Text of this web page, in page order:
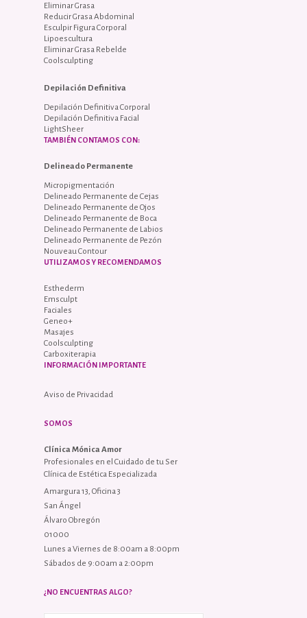
Eliminar Grasa
Reducir Grasa Abdominal
Esculpir Figura Corporal
Lipoescultura
Eliminar Grasa Rebelde
Coolsculpting
Depilación Definitiva
Depilación Definitiva Corporal
Depilación Definitiva Facial
LightSheer
TAMBIÉN CONTAMOS CON:
Delineado Permanente
Micropigmentación
Delineado Permanente de Cejas
Delineado Permanente de Ojos
Delineado Permanente de Boca
Delineado Permanente de Labios
Delineado Permanente de Pezón
Nouveau Contour
UTILIZAMOS Y RECOMENDAMOS
Esthederm
Emsculpt
Faciales
Geneo+
Masajes
Coolsculpting
Carboxiterapia
INFORMACIÓN IMPORTANTE
Aviso de Privacidad
SOMOS
Clínica Mónica Amor
Profesionales en el Cuidado de tu Ser
Clínica de Estética Especializada
Amargura 13, Oficina 3
San Ángel
Álvaro Obregón
01000
Lunes a Viernes de 8:00am a 8:00pm
Sábados de 9:00am a 2:00pm
¿NO ENCUENTRAS ALGO?